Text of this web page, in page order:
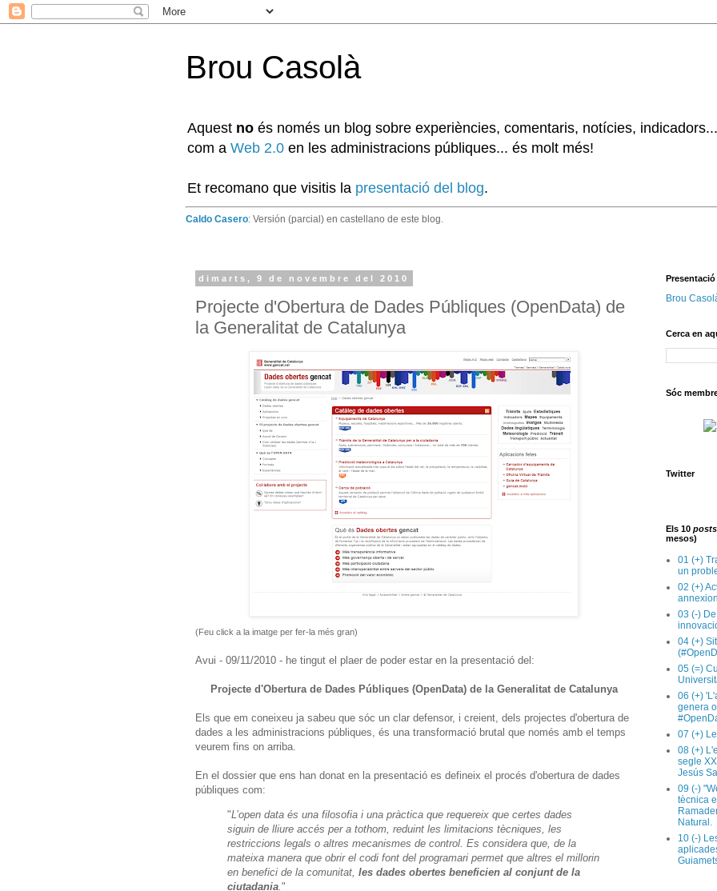
Brou Casolà
Aquest no és només un blog sobre experiències, comentaris, notícies,
com a Web 2.0 en les administracions públiques... és molt més!
Et recomano que visitis la presentació del blog.
Caldo Casero: Versión (parcial) en castellano de este blog.
dimarts, 9 de novembre del 2010
Projecte d'Obertura de Dades Públiques (OpenData) de
la Generalitat de Catalunya
(Feu click a la imatge per fer-la més gran)
Avui - 09/11/2010 - he tingut el plaer de poder estar en la presentació del:
Projecte d'Obertura de Dades Públiques (OpenData) de la Generalitat de Catalunya
Els que em coneixeu ja sabeu que sóc un clar defensor, i creient, dels projectes d'obertura de
dades a les administracions públiques, és una transformació brutal que només amb el temps
veurem fins on arriba.
En el dossier que ens han donat en la presentació es defineix el procés d'obertura de dades
públiques com:
"L’open data és una filosofia i una pràctica que requereix que certes dades
siguin de lliure accés per a tothom, reduint les limitacions tècniques, les
restriccions legals o altres mecanismes de control. Es considera que, de la
mateixa manera que obrir el codi font del programari permet que altres el millorin
en benefici de la comunitat, les dades obertes beneficien al conjunt de la
ciutadania "
Brou
Cerca en
Sóc
Twitter
Els 10 posts
mesos)
01 (+)
un
02 (+)
03 (-)
04 (+)
05 (=)
06 (+)
genera
07 (+)
08 (+)
segle
Jesús
09 (-)
tècnica
Natural.
10 (-)